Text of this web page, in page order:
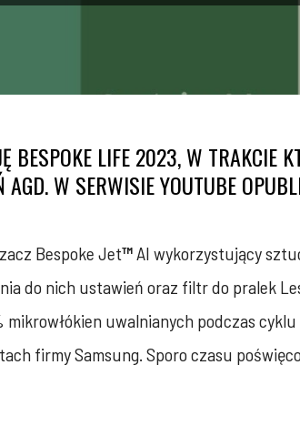
BESPOKE LIFE 2023, W TRAKCIE
W SERWISIE YOUTUBE
Bespoke Jet™AI wykorzystujący
do nich ustawień oraz filtr do pralek
uwalnianych podczas
firmy Samsung. Sporo czasu